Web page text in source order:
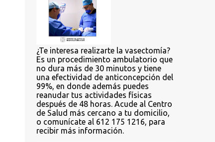
¿Te interesa realizarte la vasectomía?
Es un procedimiento ambulatorio que
no dura más de 30 minutos y tiene
una efectividad de anticoncepción del
99%, en donde además puedes
reanudar tus actividades físicas
después de 48 horas. Acude al Centro
de Salud más cercano a tu domicilio,
o comunícate al 612 175 1216, para
recibir más información.